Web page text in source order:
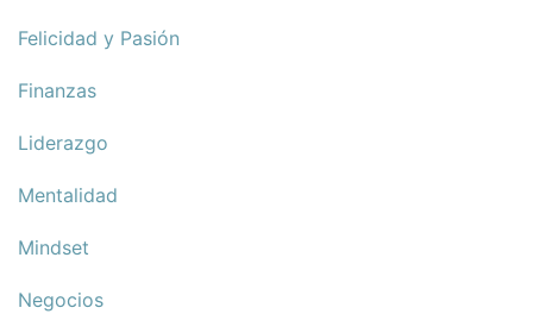
Felicidad y Pasión
Finanzas
Liderazgo
Mentalidad
Mindset
Negocios